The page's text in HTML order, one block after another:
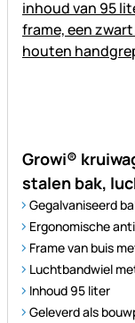
Growi®
stalen bak,
Gegalvaniseerd
Ergonomische
Frame van buis
Luchtbandwiel
Inhoud 95 liter
Geleverd als